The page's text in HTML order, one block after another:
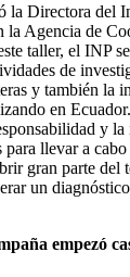
la Directora del
la Agencia de
taller, el INP
de
y también la
en
y la
llevar a
gran parte del
un
empezó